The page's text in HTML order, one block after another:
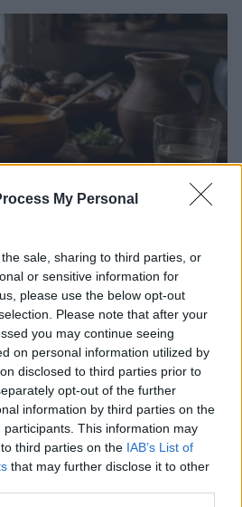
My Personal
sale, sharing to third parties, or
or sensitive information for
please use the below opt-out
Please note that after your
you may continue seeing
on personal information utilized by
disclosed to third parties prior to
opt-out of the further
information by third parties on the
participants. This information may
third parties on the IAB’s List of
that may further disclose it to other
exploran las raíces y